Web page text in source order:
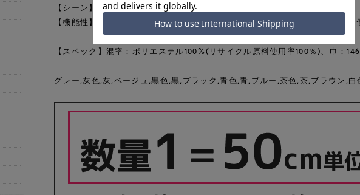
【シーン】カジュアル,エレガンス
【機能性】イージーケア,吸汗性,速乾性,抗ピリング,ストレッチ,透湿性,環境
【スペック】混率：ポリエステル100%(リサイクル原料使用率100％)、巾：
グレー,灰色,灰,ベージュ,黒色,黒,ブラック,青色,青,ブルー,茶色,茶,ブラウン,